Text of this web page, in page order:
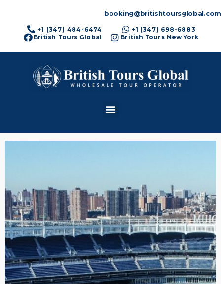
booking@britishtoursglobal.com
+1 (347) 484-6474
+1 (347) 698-6883
British Tours Global
British Tours New York